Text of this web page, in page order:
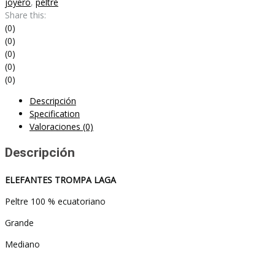
Share this:
(0)
(0)
(0)
(0)
(0)
Descripción
Specification
Valoraciones (0)
Descripción
ELEFANTES TROMPA LAGA
Peltre 100 % ecuatoriano
Grande
Mediano